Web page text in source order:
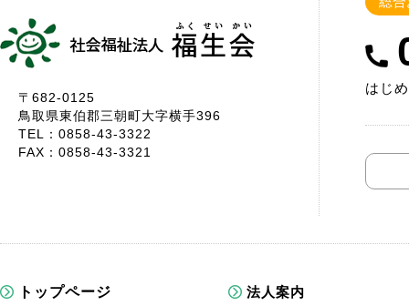
〒682-0125
鳥取県東伯郡三朝町大字横手396
TEL：0858-43-3322
FAX：0858-43-3321
はじ
トップページ 法人案内